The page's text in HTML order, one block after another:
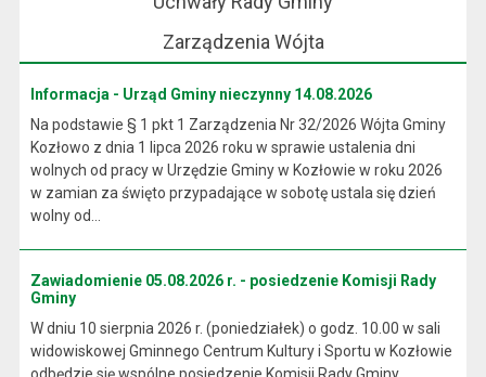
Zarządzenia Wójta
Informacja - Urząd Gminy nieczynny 14.08.2026
Na podstawie § 1 pkt 1 Zarządzenia Nr 32/2026 Wójta Gminy
Kozłowo z dnia 1 lipca 2026 roku w sprawie ustalenia dni
wolnych od pracy w Urzędzie Gminy w Kozłowie w roku 2026
w zamian za święto przypadające w sobotę ustala się dzień
wolny od...
Zawiadomienie 05.08.2026 r. - posiedzenie Komisji Rady
Gminy
W dniu 10 sierpnia 2026 r. (poniedziałek) o godz. 10.00 w sali
widowiskowej Gminnego Centrum Kultury i Sportu w Kozłowie
odbędzie się wspólne posiedzenie Komisji Rady Gminy.